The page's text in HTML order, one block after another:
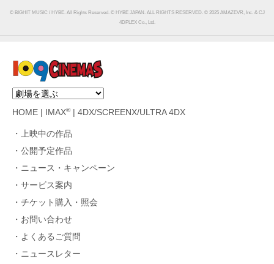
© BIGHIT MUSIC / HYBE. All Rights Reserved. © HYBE JAPAN. ALL RIGHTS RESERVED. © 2025 AMAZEVR, Inc. & CJ
4DPLEX Co., Ltd.
HOME IMAX®| 4DX/SCREENX/ULTRA 4DX
上映中の作品
公開予定作品
ニュース・キャンペーン
サービス案内
チケット購入・照会
お問い合わせ
よくあるご質問
ニュースレター